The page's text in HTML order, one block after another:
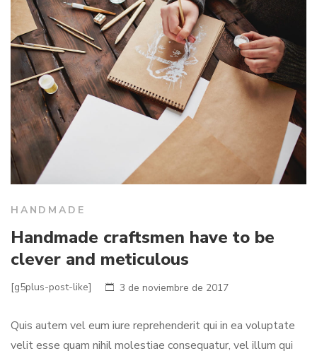
HANDMADE
Handmade craftsmen have to be
clever and meticulous
[g5plus-post-like] 3 de noviembre de 2017
Quis autem vel eum iure reprehenderit qui in ea voluptate
velit esse quam nihil molestiae consequatur, vel illum qui